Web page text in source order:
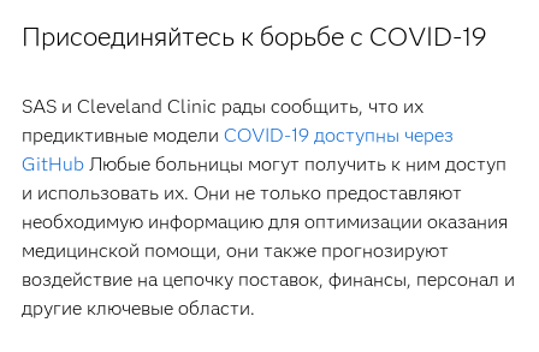
Присоединяйтесь к борьбе с COVID-19
SAS и Cleveland Clinic рады сообщить, что их
предиктивные модели COVID-19 доступны через
GitHub Любые больницы могут получить к ним доступ
и использовать их. Они не только предоставляют
необходимую информацию для оптимизации оказания
медицинской помощи, они также прогнозируют
воздействие на цепочку поставок, финансы, персонал и
другие ключевые области.